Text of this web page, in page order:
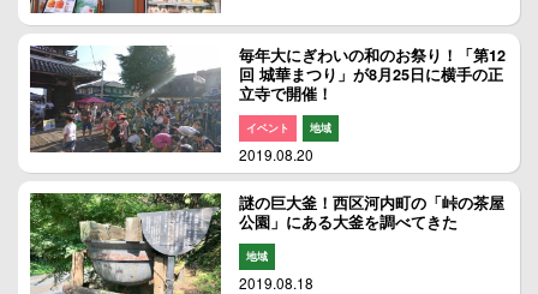
毎年大にぎわいの和のお祭り！「第12
回 城華まつり」が8月25日に横手の正
立寺で開催！
イベント 地域
2019.08.20
謎の巨大釜！西区河内町の「峠の茶屋
公園」にある大釜を調べてきた
地域
2019.08.18